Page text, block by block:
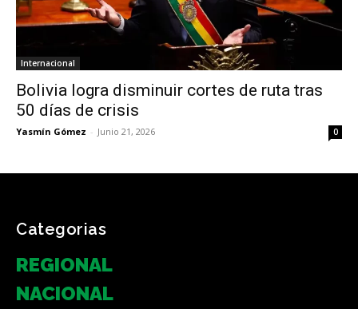
Internacional
Bolivia logra disminuir cortes de ruta tras
50 días de crisis
Yasmín Gómez - Junio 21, 2026 0
Categorias
REGIONAL
NACIONAL